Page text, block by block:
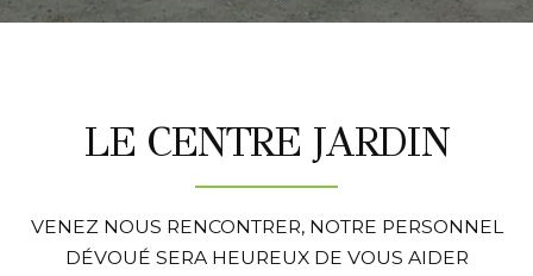
LE CENTRE JARDIN
VENEZ NOUS RENCONTRER, NOTRE PERSONNEL
DÉVOUÉ SERA HEUREUX DE VOUS AIDER